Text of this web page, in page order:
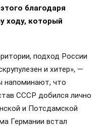
благодаря
ходу, который
подход России
и хитер», —
напоминают, что
СССР добился лично
и Потсдамской
Германии встал